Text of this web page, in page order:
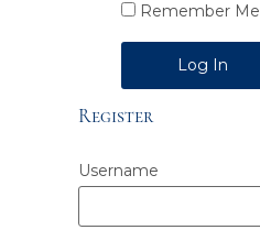
Remember Me
Alternative:
Register
Username